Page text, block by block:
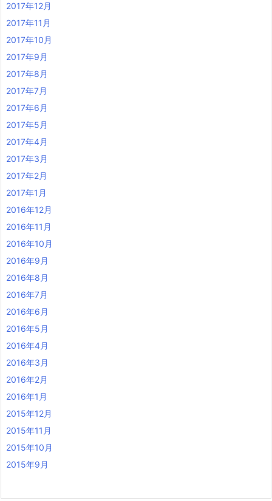
2017年12月
2017年11月
2017年10月
2017年9月
2017年8月
2017年7月
2017年6月
2017年5月
2017年4月
2017年3月
2017年2月
2017年1月
2016年12月
2016年11月
2016年10月
2016年9月
2016年8月
2016年7月
2016年6月
2016年5月
2016年4月
2016年3月
2016年2月
2016年1月
2015年12月
2015年11月
2015年10月
2015年9月